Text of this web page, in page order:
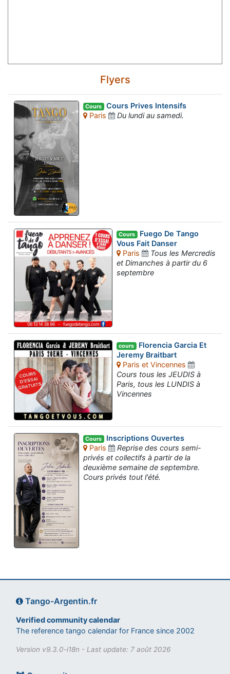
Flyers
Cours Cours Prives Intensifs
Paris
Du lundi au samedi.
Cours Fuego De Tango
Vous Fait Danser
Paris
Tous les Mercredis
et Dimanches à partir du 6
septembre
cours Florencia Garcia Et
Jeremy Braitbart
Paris et Vincennes
Cours tous les JEUDIS à
Paris, tous les LUNDIS à
Vincennes
Cours Inscriptions Ouvertes
Paris
Reprise des cours semi-
privés et collectifs à partir de la
deuxième semaine de septembre.
Cours privés tout l'été.
Tango-Argentin.fr
Verified community calendar
The reference tango calendar for France since 2002
Version v9.3.0-i18n - Last update: 7 août 2026